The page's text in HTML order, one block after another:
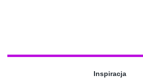
Inspiracja